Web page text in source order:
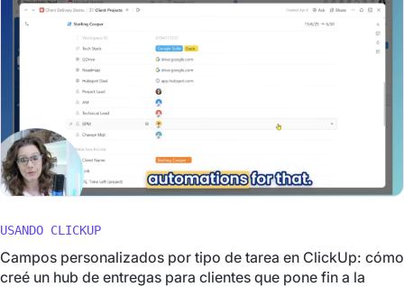
USANDO CLICKUP
Campos personalizados por tipo de tarea en ClickUp: cómo
creé un hub de entregas para clientes que pone fin a la